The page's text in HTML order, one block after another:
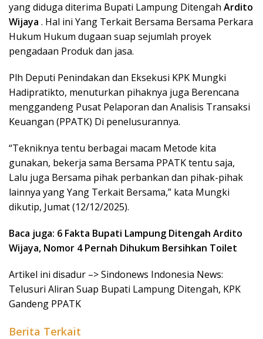
yang diduga diterima Bupati Lampung Ditengah Ardito
Wijaya . Hal ini Yang Terkait Bersama Bersama Perkara
Hukum Hukum dugaan suap sejumlah proyek
pengadaan Produk dan jasa.
Plh Deputi Penindakan dan Eksekusi KPK Mungki
Hadipratikto, menuturkan pihaknya juga Berencana
menggandeng Pusat Pelaporan dan Analisis Transaksi
Keuangan (PPATK) Di penelusurannya.
“Tekniknya tentu berbagai macam Metode kita
gunakan, bekerja sama Bersama PPATK tentu saja,
Lalu juga Bersama pihak perbankan dan pihak-pihak
lainnya yang Yang Terkait Bersama,” kata Mungki
dikutip, Jumat (12/12/2025).
Baca juga: 6 Fakta Bupati Lampung Ditengah Ardito
Wijaya, Nomor 4 Pernah Dihukum Bersihkan Toilet
Artikel ini disadur –> Sindonews Indonesia News:
Telusuri Aliran Suap Bupati Lampung Ditengah, KPK
Gandeng PPATK
Berita Terkait